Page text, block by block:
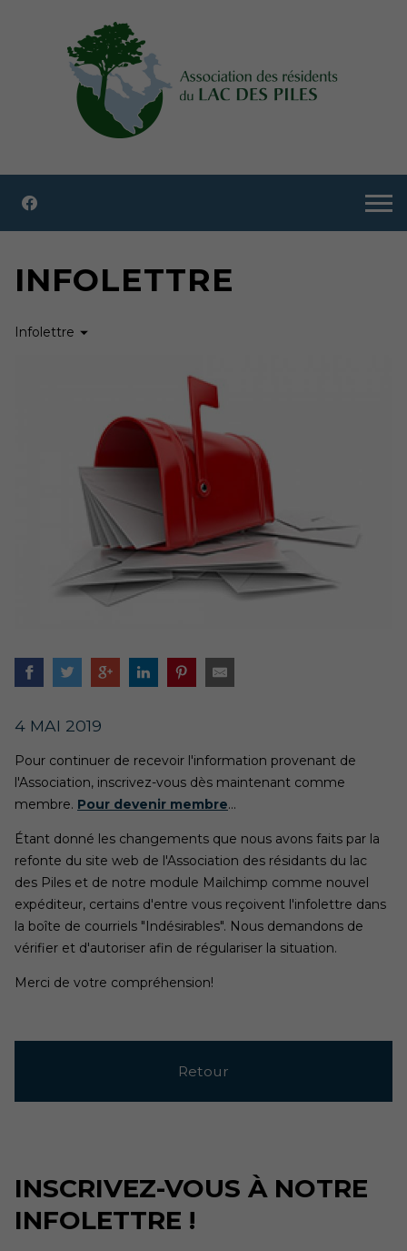
INFOLETTRE
Infolettre
4 MAI 2019
Pour continuer de recevoir l'information provenant de
l'Association, inscrivez-vous dès maintenant comme
membre. Pour devenir membre...
Étant donné les changements que nous avons faits par la
refonte du site web de l'Association des résidants du lac
des Piles et de notre module Mailchimp comme nouvel
expéditeur, certains d'entre vous reçoivent l'infolettre dans
la boîte de courriels "Indésirables". Nous demandons de
vérifier et d'autoriser afin de régulariser la situation.
Merci de votre compréhension!
Retour
INSCRIVEZ-VOUS À NOTRE
INFOLETTRE !